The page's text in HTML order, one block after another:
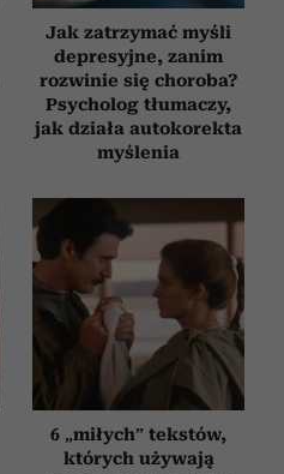
Jak zatrzymać myśli
depresyjne, zanim
rozwinie się choroba?
Psycholog tłumaczy,
jak działa autokorekta
myślenia
6 „miłych” tekstów,
których używają